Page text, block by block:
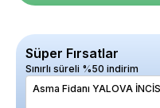
Süper Fırsatlar
Sınırlı süreli %50 indirim
Asma Fidanı YALOVA